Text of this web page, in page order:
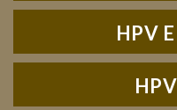
HPV